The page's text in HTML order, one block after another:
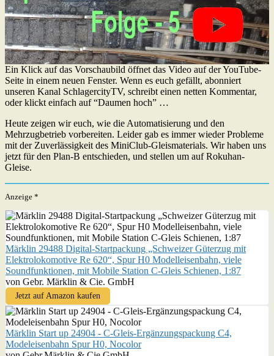
Ein Klick auf das Vorschaubild öffnet das Video auf der YouTube-
Seite in einem neuen Fenster. Wenn es euch gefällt, abonniert
unseren Kanal SchlagercityTV, schreibt einen netten Kommentar,
oder klickt einfach auf “Daumen hoch” …
Heute zeigen wir euch, wie die Automatisierung und den
Mehrzugbetrieb vorbereiten. Leider gab es immer wieder Probleme
mit der Zuverlässigkeit des MiniClub-Gleismaterials. Wir haben uns
jetzt für den Plan-B entschieden, und stellen um auf Rokuhan-
Gleise.
Anzeige *
Märklin 29488 Digital-Startpackung „Schweizer Güterzug mit
Elektrolokomotive Re 620“, Spur H0 Modelleisenbahn, viele
Soundfunktionen, mit Mobile Station C-Gleis Schienen, 1:87
von Gebr. Märklin & Cie. GmbH
Jetzt auf Amazon kaufen
Märklin Start up 24904 - C-Gleis-Ergänzungspackung C4,
Modeleisenbahn Spur H0, Nocolor